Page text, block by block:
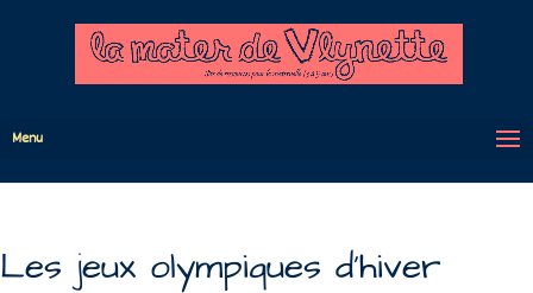
Menu
Les jeux olympiques d’hiver